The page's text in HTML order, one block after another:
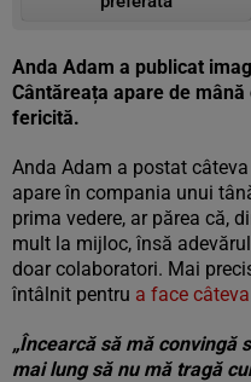
Anda Adam a publicat
Cântăreața apare de
fericită.
Anda Adam a postat
apare în compania unui
prima vedere, ar părea că,
mult la mijloc, însă
doar colaboratori. Mai
întâlnit pentru a face
„Încearcă să mă convingă
mai lung să nu mă tragă